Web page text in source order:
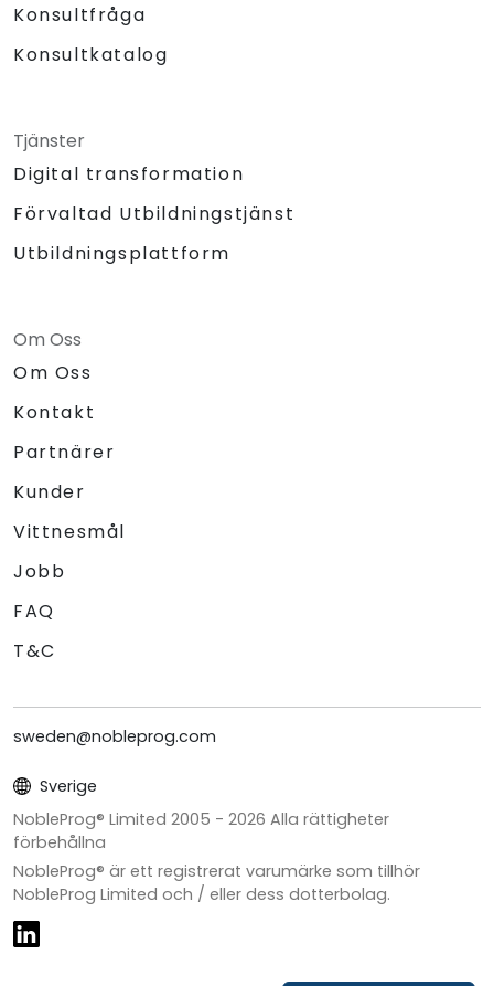
Konsultfråga
Konsultkatalog
Tjänster
Digital transformation
Förvaltad Utbildningstjänst
Utbildningsplattform
Om Oss
Om Oss
Kontakt
Partnärer
Kunder
Vittnesmål
Jobb
FAQ
T&C
sweden@nobleprog.com
Sverige
NobleProg® Limited 2005 - 2026 Alla rättigheter
förbehållna
NobleProg® är ett registrerat varumärke som tillhör
NobleProg Limited och / eller dess dotterbolag.